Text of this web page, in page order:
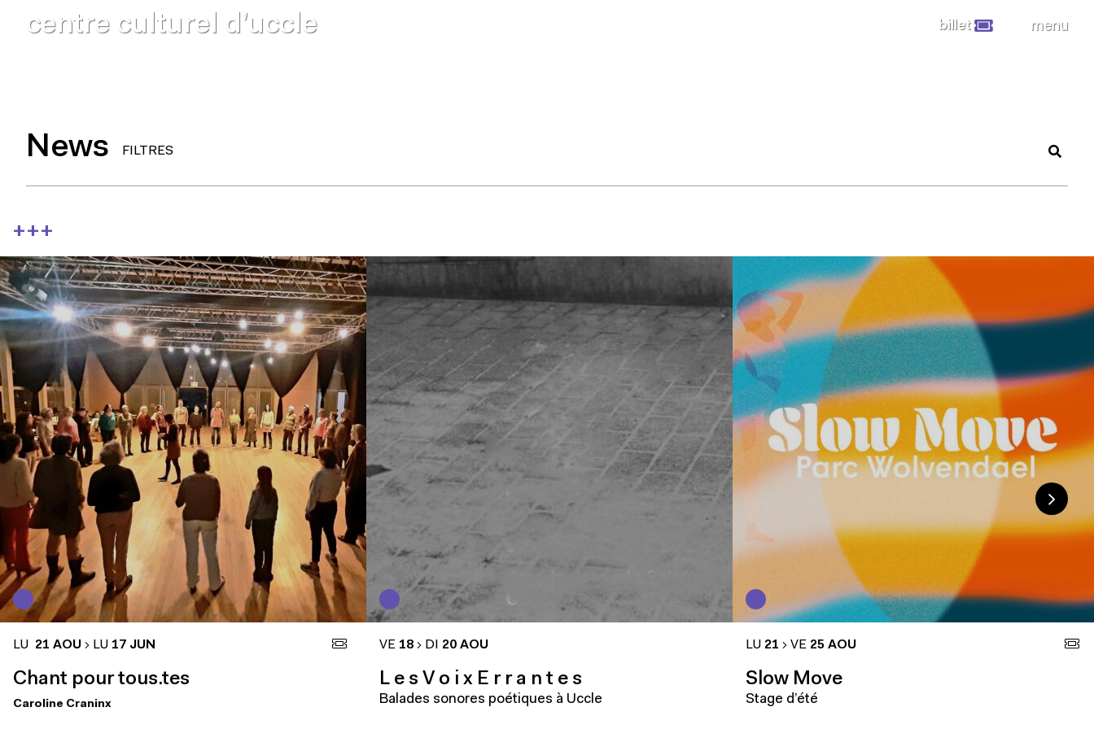
centre culturel d’uccle billet menu
News FILTRES
+++
LU 21 AOU LU 17 JUN
Chant pour tous.tes
Caroline Craninx
VE 18 DI 20 AOU
L e s V o i x E r r a n t e s
Balades sonores poétiques à Uccle
LU 21 VE 25 AOU
Slow Move
Stage d’été